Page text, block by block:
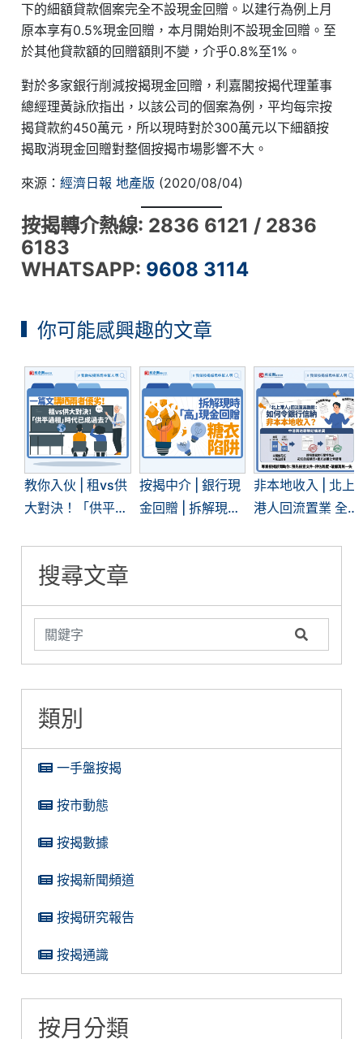
下的細額貸款個案完全不設現金回贈。以建行為例上月
原本享有0.5%現金回贈，本月開始則不設現金回贈。至
於其他貸款額的回贈額則不變，介乎0.8%至1%。
對於多家銀行削減按揭現金回贈，利嘉閣按揭代理董事
總經理黃詠欣指出，以該公司的個案為例，平均每宗按
揭貸款約450萬元，所以現時對於300萬元以下細額按
揭取消現金回贈對整個按揭市場影響不大。
來源：經濟日報 地產版 (2020/08/04)
按揭轉介熱線: 2836 6121 / 2836
6183
WHATSAPP: 9608 3114
你可能感興趣的文章
教你入伙 | 租vs供
大對決！「供平過
按揭中介 | 銀行現
金回贈 | 拆解現時
非本地收入 | 北上
港人回流置業 全
搜尋文章
類別
一手盤按揭
按市動態
按揭數據
按揭新聞頻道
按揭研究報告
按揭通識
按月分類